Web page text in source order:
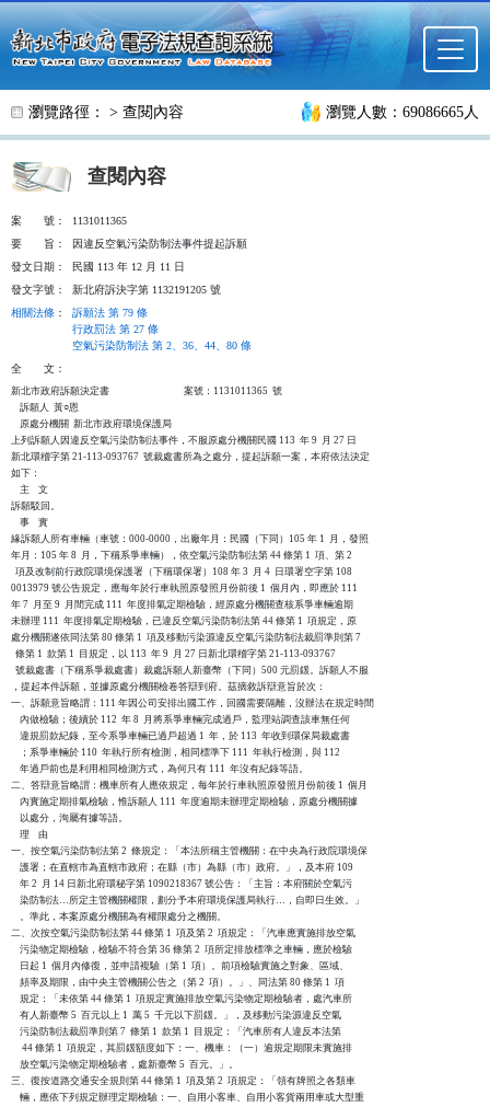
跳至主要內容
瀏覽路徑： > 查閱內容 瀏覽人數：69086665人
查閱內容
案 號：
1131011365
要
旨：
因違反空氣污染防制法事件提起訴願
發文日期：
民國 113 年 12 月 11 日
發文字號：
新北府訴決字第 1132191205 號
相關法條 ：
訴願法 第 79 條
行政罰法 第 27 條
空氣污染防制法 第 2、36、44、80 條
全
文：
新北市政府訴願決定書                                  案號：1131011365  號
    訴願人  黃○恩
    原處分機關  新北市政府環境保護局
上列訴願人因違反空氣污染防制法事件，不服原處分機關民國 113  年 9  月 27 日
新北環稽字第 21-113-093767  號裁處書所為之處分，提起訴願一案，本府依法決定
如下：
    主    文
訴願駁回。
    事    實
緣訴願人所有車輛（車號：000-0000，出廠年月：民國（下同）105 年 1  月，發照
年月：105 年 8  月，下稱系爭車輛），依空氣污染防制法第 44 條第 1  項、第 2
  項及改制前行政院環境保護署（下稱環保署）108 年 3  月 4  日環署空字第 108
0013979 號公告規定，應每年於行車執照原發照月份前後 1  個月內，即應於 111
年 7  月至 9  月間完成 111  年度排氣定期檢驗，經原處分機關查核系爭車輛逾期
未辦理 111  年度排氣定期檢驗，已違反空氣污染防制法第 44 條第 1  項規定，原
處分機關遂依同法第 80 條第 1  項及移動污染源違反空氣污染防制法裁罰準則第 7
  條第 1  款第 1  目規定，以 113  年 9  月 27 日新北環稽字第 21-113-093767
  號裁處書（下稱系爭裁處書）裁處訴願人新臺幣（下同）500 元罰鍰。訴願人不服
，提起本件訴願，並據原處分機關檢卷答辯到府。茲摘敘訴辯意旨於次：
一、訴願意旨略謂：111 年因公司安排出國工作，回國需要隔離，沒辦法在規定時間
    內做檢驗；後續於 112  年 8  月將系爭車輛完成過戶，監理站調查該車無任何
    違規罰款紀錄，至今系爭車輛已過戶超過 1  年，於 113  年收到環保局裁處書
    ；系爭車輛於 110  年執行所有檢測，相同標準下 111  年執行檢測，與 112
    年過戶前也是利用相同檢測方式，為何只有 111  年沒有紀錄等語。
二、答辯意旨略謂：機車所有人應依規定，每年於行車執照原發照月份前後 1  個月
    內實施定期排氣檢驗，惟訴願人 111  年度逾期未辦理定期檢驗，原處分機關據
    以處分，洵屬有據等語。
    理    由
一、按空氣污染防制法第 2  條規定：「本法所稱主管機關：在中央為行政院環境保
    護署；在直轄市為直轄市政府；在縣（市）為縣（市）政府。」，及本府 109
    年 2  月 14 日新北府環秘字第 1090218367 號公告：「主旨：本府關於空氣污
    染防制法…所定主管機關權限，劃分予本府環境保護局執行…，自即日生效。」
    。準此，本案原處分機關為有權限處分之機關。
二、次按空氣污染防制法第 44 條第 1  項及第 2  項規定：「汽車應實施排放空氣
    污染物定期檢驗，檢驗不符合第 36 條第 2  項所定排放標準之車輛，應於檢驗
    日起 1  個月內修復，並申請複驗（第 1  項）。前項檢驗實施之對象、區域、
    頻率及期限，由中央主管機關公告之（第 2  項）。」、同法第 80 條第 1  項
    規定：「未依第 44 條第 1  項規定實施排放空氣污染物定期檢驗者，處汽車所
    有人新臺幣 5  百元以上 1  萬 5  千元以下罰鍰。」，及移動污染源違反空氣
    污染防制法裁罰準則第 7  條第 1  款第 1  目規定：「汽車所有人違反本法第
     44 條第 1  項規定，其罰鍰額度如下：一、機車：（一）逾規定期限未實施排
    放空氣污染物定期檢驗者，處新臺幣 5  百元。」。
三、復按道路交通安全規則第 44 條第 1  項及第 2  項規定：「領有牌照之各類車
    輛，應依下列規定辦理定期檢驗：一、自用小客車、自用小客貨兩用車或大型重